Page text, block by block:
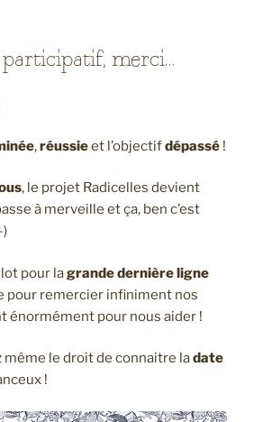
merci…
,réussieet l’objectifdépassé !
, le projet Radicelles devient
à merveille et ça, ben c’est
)
pour lagrande dernière ligne
pour remercier infiniment nos
énormément pour nous aider !
même le droit de connaitre ladate
!